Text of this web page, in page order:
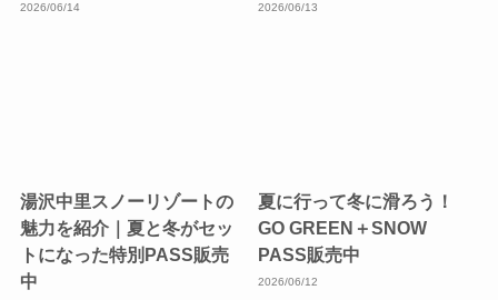
2026/06/14 2026/06/13
湯沢中里スノーリゾートの
魅力を紹介｜夏と冬がセッ
トになった特別PASS販売
中
夏に行って冬に滑ろう！
GO GREEN＋SNOW
PASS販売中
2026/06/12